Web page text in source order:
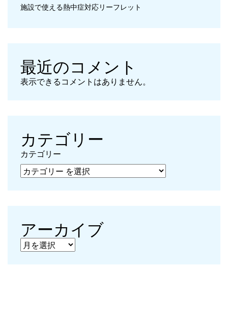
施設で使える熱中症対応リーフレット
最近のコメント
表示できるコメントはありません。
カテゴリー
カテゴリー
アーカイブ
アーカイブ